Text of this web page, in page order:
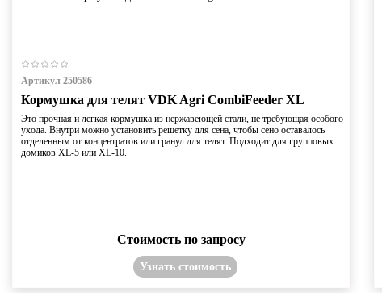
Артикул 250586
Кормушка для телят VDK Agri CombiFeeder XL
Это прочная и легкая кормушка из нержавеющей стали, не требующая особого
ухода. Внутри можно установить решетку для сена, чтобы сено оставалось
отделенным от концентратов или гранул для телят. Подходит для групповых
домиков XL-5 или XL-10.
Стоимость по запросу
Узнать стоимость